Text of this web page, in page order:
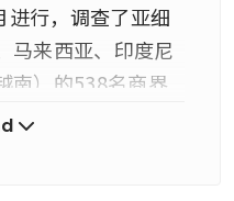
进行，调查了亚细
马来西亚、印度尼
南）的538名商界
，包括制造业产业